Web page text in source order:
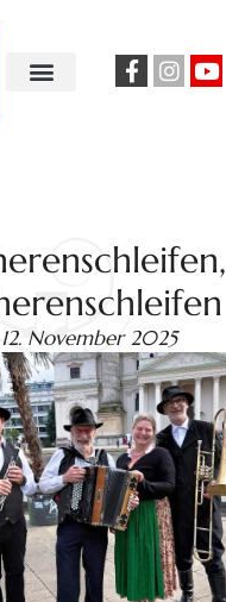
12. November 2025